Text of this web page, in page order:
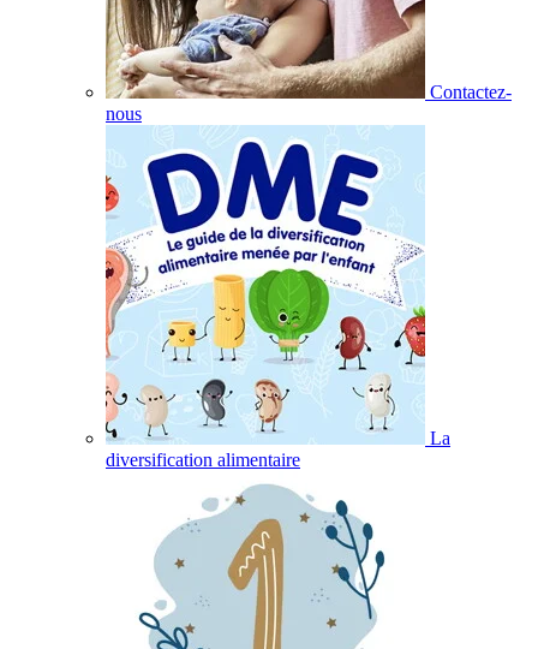
Contactez-
nous
La
diversification alimentaire